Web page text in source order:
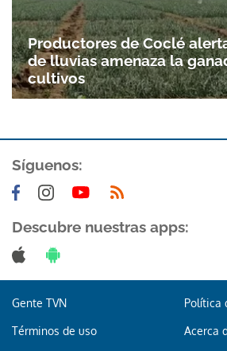
Gracias por suscribirte a
Productores de Coclé
de lluvias amenaza la
cultivos
Síguenos:
Descubre nuestras apps:
Gente TVN Política
Términos de uso Acerca